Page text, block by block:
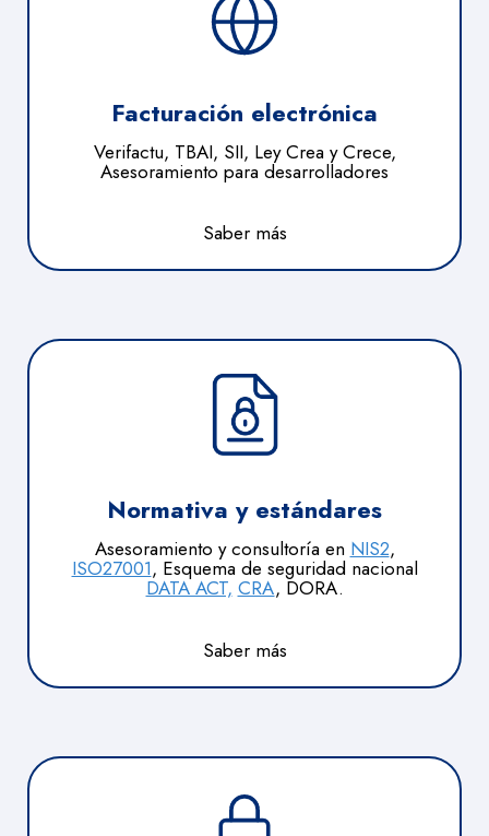
Facturación electrónica
Verifactu, TBAI, SII, Ley Crea y Crece,
Asesoramiento para desarrolladores
Saber más
Normativa y estándares
Asesoramiento y consultoría en NIS2,
ISO27001, Esquema de seguridad nacional
DATA ACT, CRA, DORA.
Saber más